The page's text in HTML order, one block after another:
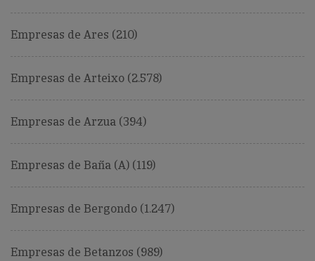
Empresas de Ares (210)
Empresas de Arteixo (2.578)
Empresas de Arzua (394)
Empresas de Baña (A) (119)
Empresas de Bergondo (1.247)
Empresas de Betanzos (989)